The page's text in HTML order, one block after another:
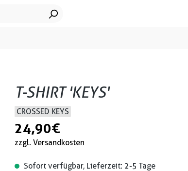
T-SHIRT 'KEYS'
CROSSED KEYS
24,90 €
zzgl. Versandkosten
Sofort verfügbar, Lieferzeit: 2-5 Tage